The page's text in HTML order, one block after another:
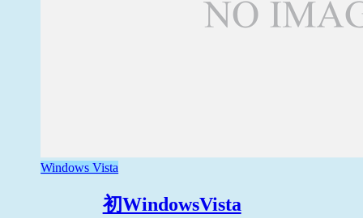
Windows Vista
初WindowsVista